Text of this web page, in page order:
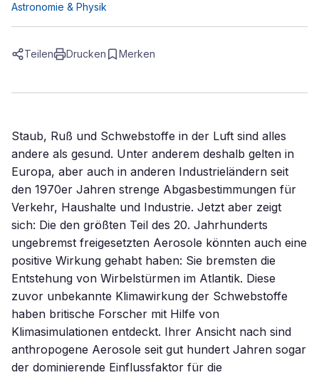
Astronomie & Physik
Teilen Drucken Merken
Staub, Ruß und Schwebstoffe in der Luft sind alles
andere als gesund. Unter anderem deshalb gelten in
Europa, aber auch in anderen Industrieländern seit
den 1970er Jahren strenge Abgasbestimmungen für
Verkehr, Haushalte und Industrie. Jetzt aber zeigt
sich: Die den größten Teil des 20. Jahrhunderts
ungebremst freigesetzten Aerosole könnten auch eine
positive Wirkung gehabt haben: Sie bremsten die
Entstehung von Wirbelstürmen im Atlantik. Diese
zuvor unbekannte Klimawirkung der Schwebstoffe
haben britische Forscher mit Hilfe von
Klimasimulationen entdeckt. Ihrer Ansicht nach sind
anthropogene Aerosole seit gut hundert Jahren sogar
der dominierende Einflussfaktor für die